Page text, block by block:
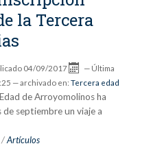
la Tercera
04/09/2017 — Última
— archivado en: Tercera edad
de Arroyomolinos ha
septiembre un viaje a
/Artículos